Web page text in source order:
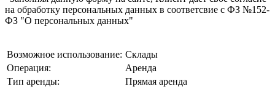
на обработку персональных данных в соответсвие с ФЗ №152-
ФЗ "О персональных данных"
Возможное использование: Склады
Операция:
Аренда
Тип аренды:
Прямая аренда